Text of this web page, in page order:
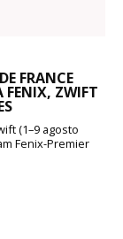
FRANCE
FENIX, ZWIFT
(1–9 agosto
Fenix-Premier